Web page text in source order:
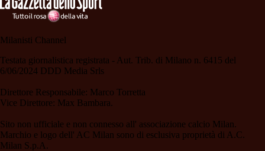
Milanisti Channel
Testata giornalistica registrata - Aut. Trib. di Milano n. 6415 del
6/06/2024 DDD Media Srls
Direttore Responsabile: Marco Torretta
Vice Direttore: Max Bambara.
Sito non ufficiale e non connesso all' associazione calcio Milan.
Marchio e logo dell' AC Milan sono di esclusiva proprietà di A.C.
Milan S.p.A.